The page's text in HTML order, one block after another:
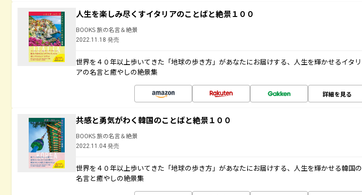
人生を楽しみ尽くすイタリアのことばと絶景１００
BOOKS 旅の名言＆絶景
2022.11.18 発売
世界を４０年以上歩いてきた「地球の歩き方」があなたにお届けする、人生を輝かせるイタリ
アの名言と癒やしの絶景集
詳細を見る
共感と勇気がわく韓国のことばと絶景１００
BOOKS 旅の名言＆絶景
2022.11.04 発売
世界を４０年以上歩いてきた「地球の歩き方」があなたにお届けする、人生を輝かせる韓国の
名言と癒やしの絶景集